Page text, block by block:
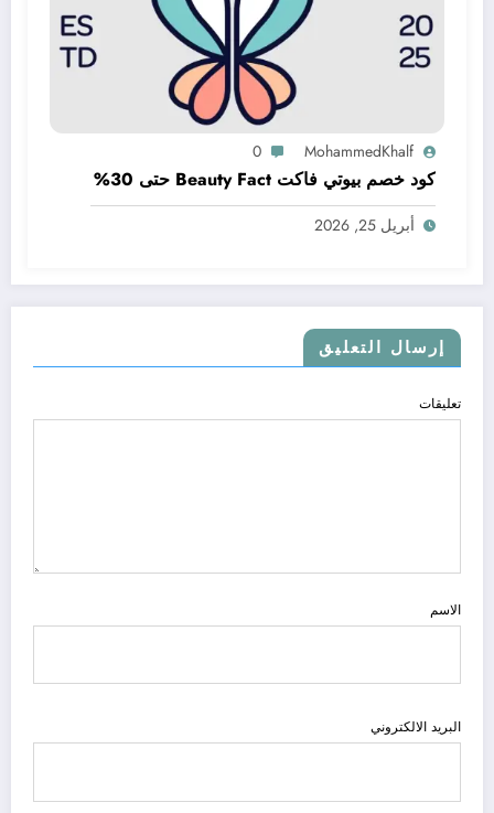
MohammedKhalf
0
كود خصم بيوتي فاكت Beauty Fact حتى 30%
أبريل 25, 2026
إرسال التعليق
تعليقات
الاسم
البريد الالكتروني